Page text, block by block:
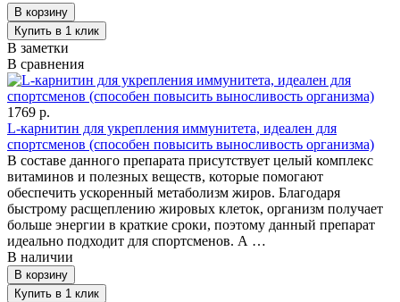
В заметки
В сравнения
1769 р.
L-карнитин для укрепления иммунитета, идеален для
спортсменов (способен повысить выносливость организма)
В составе данного препарата присутствует целый комплекс
витаминов и полезных веществ, которые помогают
обеспечить ускоренный метаболизм жиров. Благодаря
быстрому расщеплению жировых клеток, организм получает
больше энергии в краткие сроки, поэтому данный препарат
идеально подходит для спортсменов. А …
В наличии